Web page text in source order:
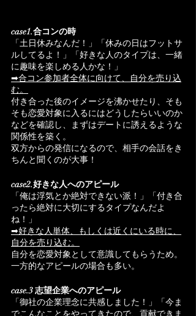
case1.合コンの時
「土日休みなんだ！」「休みの日はフットサ
ルしてるよ！」「好きな人のタイプは、一緒
に趣味を楽しめる人かな！」
➡合コン参加者全体に向けて、自分を売り込
む。
付き合った後のイメージを沸かせたり、そも
そも恋愛対象に入るにはどうしたらいいのか
などを確認し、まずはデートに誘えるような
関係性を築く。
双方からの発信になるので、相手の会話をき
ちんと聞くのが大事！
case2.好きな人へのアピール
「俺は浮気とか絶対できない派！」「付き合
ったら絶対に大切にするタイプなんだよ
ね！」
➡好きな人単体、もしくは近くにいる時に、
自分を売り込む。
自分を恋愛対象として意識してもらうため。
一方的なアピールの場合も多い。
case.3 志望企業へのアピール
「御社の企業理念に共感しました！」「今ま
でこんなことをやってきたので、貢献できま